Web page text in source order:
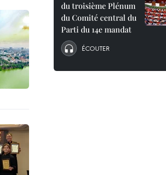
du troisième Plénum
du Comité central du
Parti du 14e mandat
ÉCOUTER